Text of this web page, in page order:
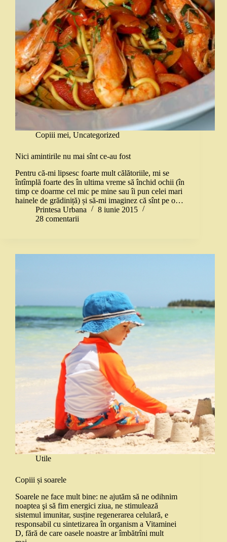
Copiii mei, Uncategorized
Nici amintirile nu mai sînt ce-au fost
Pentru că-mi lipsesc foarte mult călătoriile, mi se
întîmplă foarte des în ultima vreme să închid ochii (în
timp ce doarme cel mic pe mine sau îi pun celei mari
hainele de grădiniță) și să-mi imaginez că sînt pe o…
Printesa Urbana
8 iunie 2015
28 comentarii
Utile
Copiii și soarele
Soarele ne face mult bine: ne ajutăm să ne odihnim
noaptea şi să fim energici ziua, ne stimulează
sistemul imunitar, susține regenerarea celulară, e
responsabil cu sintetizarea în organism a Vitaminei
D, fără de care oasele noastre ar îmbătrîni mult